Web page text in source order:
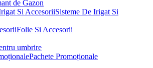
de Gazon
Sisteme De Irigat Si
Folie Si Accesorii
umbrire
Pachete Promoționale